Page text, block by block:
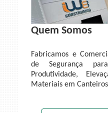
Quem Somos
Fabricamos e
de Segurança
Produtividade,
Materiais em